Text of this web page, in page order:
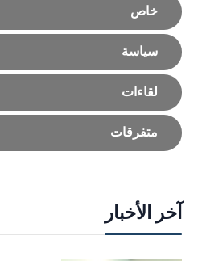
خاص
سياسة
لقاءات
متفرقات
آخر الأخبار